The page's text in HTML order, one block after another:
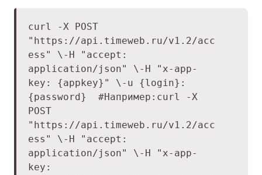
curl -X POST
"https://api.timeweb.ru/v1.2/acc
ess" \ -H "accept:
application/json" \ -H "x-app-
key: {appkey}" \ -u {login}:
{password}
#Например: curl -X
POST
"https://api.timeweb.ru/v1.2/acc
ess" \ -H "accept:
application/json" \ -H "x-app-
key: